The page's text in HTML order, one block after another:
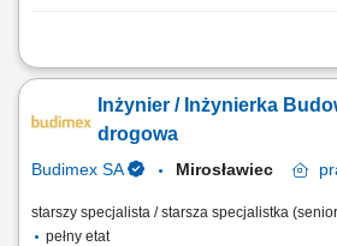
Dbanie o ciągłość i rytm prac drogowych
Prowadzenie i nadzorowanie dokumentacji
sprawnym przekazywaniem poszczególnych
Inżynier / Inżynierka
drogowa
Budimex SA Mirosławiec
starszy specjalista / starsza specjalistka
pełny etat